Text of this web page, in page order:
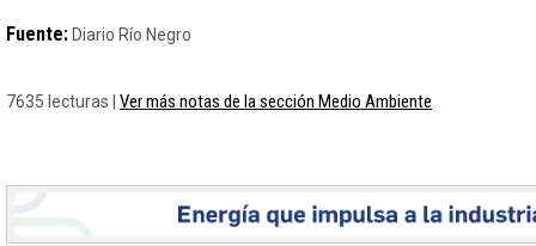
Fuente: Diario Río Negro
7635 lecturas | Ver más notas de la sección Medio Ambiente